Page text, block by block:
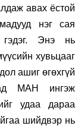
авах ёстой
нэг сая
гэдэг. Энэ нь
хувьцааг
ашиг өгөхгүй
МАН ингэж
удаа дараа
шийдвэр нь